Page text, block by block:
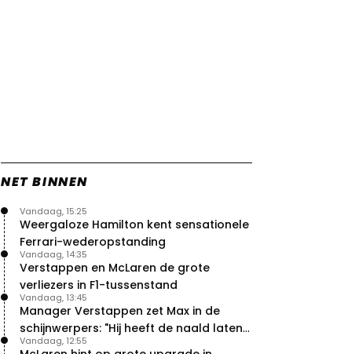
NET BINNEN
Weergaloze Hamilton kent sensationele
Ferrari-wederopstanding
Vandaag, 15:25
Verstappen en McLaren de grote
verliezers in F1-tussenstand
Vandaag, 14:35
Manager Verstappen zet Max in de
schijnwerpers: "Hij heeft de naald laten
bewegen"
Vandaag, 13:45
Vandaag, 12:55